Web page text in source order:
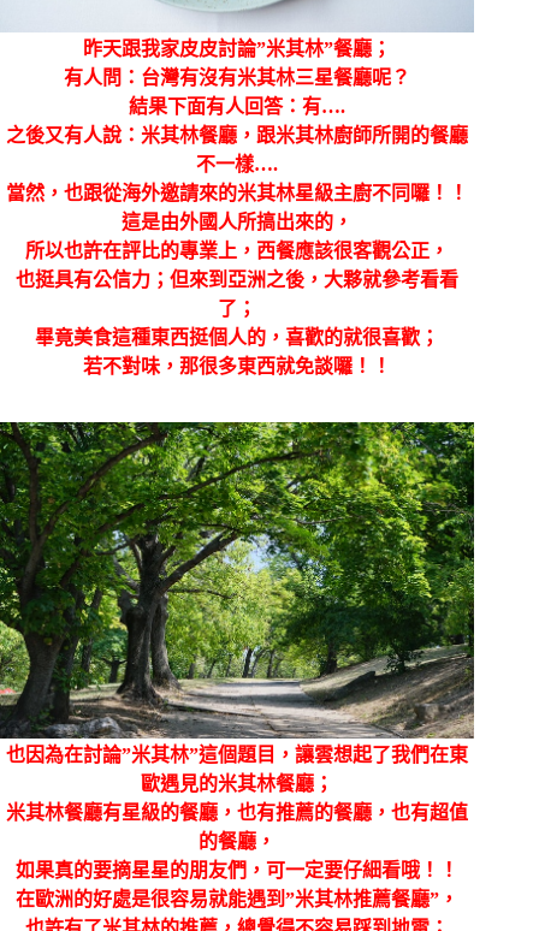
昨天跟我家皮皮討論”米其林”餐廳；
有人問：台灣有沒有米其林三星餐廳呢？
結果下面有人回答：有….
之後又有人說：米其林餐廳，跟米其林廚師所開的餐廳
不一樣….
當然，也跟從海外邀請來的米其林星級主廚不同囉！！
這是由外國人所搞出來的，
所以也許在評比的專業上，西餐應該很客觀公正，
也挺具有公信力；但來到亞洲之後，大夥就參考看看
了；
畢竟美食這種東西挺個人的，喜歡的就很喜歡；
若不對味，那很多東西就免談囉！！
也因為在討論”米其林”這個題目，讓雲想起了我們在東
歐遇見的米其林餐廳；
米其林餐廳有星級的餐廳，也有推薦的餐廳，也有超值
的餐廳，
如果真的要摘星星的朋友們，可一定要仔細看哦！！
在歐洲的好處是很容易就能遇到”米其林推薦餐廳”，